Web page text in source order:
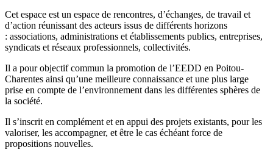
Cet espace est un espace de rencontres, d’échanges, de travail et
d’action réunissant des acteurs issus de différents horizons
: associations, administrations et établissements publics, entreprises,
syndicats et réseaux professionnels, collectivités.
Il a pour objectif commun la promotion de l’EEDD en Poitou-
Charentes ainsi qu’une meilleure connaissance et une plus large
prise en compte de l’environnement dans les différentes sphères de
la société.
Il s’inscrit en complément et en appui des projets existants, pour les
valoriser, les accompagner, et être le cas échéant force de
propositions nouvelles.